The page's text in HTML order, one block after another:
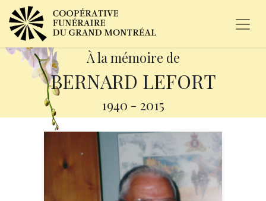
À la mémoire de
BERNARD LEFORT
1940 - 2015